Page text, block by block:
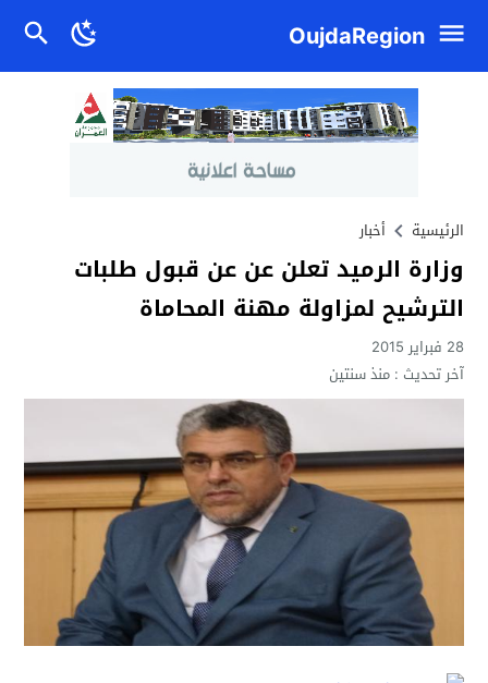
OujdaRegion
الرئيسية أخبار
وزارة الرميد تعلن عن عن قبول طلبات
الترشيح لمزاولة مهنة المحاماة
28 فبراير 2015
آخر تحديث :منذ سنتين